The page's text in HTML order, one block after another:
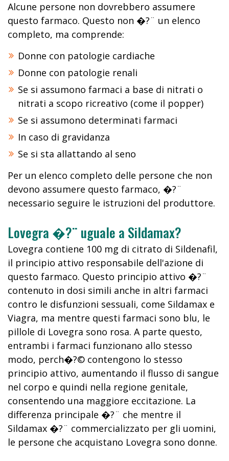
Alcune persone non dovrebbero assumere
questo farmaco. Questo non �?¨ un elenco
completo, ma comprende:
Donne con patologie cardiache
Donne con patologie renali
Se si assumono farmaci a base di nitrati o
nitrati a scopo ricreativo (come il popper)
Se si assumono determinati farmaci
In caso di gravidanza
Se si sta allattando al seno
Per un elenco completo delle persone che non
devono assumere questo farmaco, �?¨
necessario seguire le istruzioni del produttore.
Lovegra �?¨ uguale a Sildamax?
Lovegra contiene 100 mg di citrato di Sildenafil,
il principio attivo responsabile dell'azione di
questo farmaco. Questo principio attivo �?¨
contenuto in dosi simili anche in altri farmaci
contro le disfunzioni sessuali, come Sildamax e
Viagra, ma mentre questi farmaci sono blu, le
pillole di Lovegra sono rosa. A parte questo,
entrambi i farmaci funzionano allo stesso
modo, perch�?© contengono lo stesso
principio attivo, aumentando il flusso di sangue
nel corpo e quindi nella regione genitale,
consentendo una maggiore eccitazione. La
differenza principale �?¨ che mentre il
Sildamax �?¨ commercializzato per gli uomini,
le persone che acquistano Lovegra sono donne.